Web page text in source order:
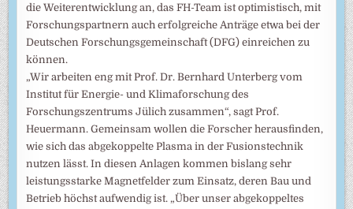
die Weiterentwicklung an, das FH-Team ist optimistisch, mit
Forschungspartnern auch erfolgreiche Anträge etwa bei der
Deutschen Forschungsgemeinschaft (DFG) einreichen zu
können.
„Wir arbeiten eng mit Prof. Dr. Bernhard Unterberg vom
Institut für Energie- und Klimaforschung des
Forschungszentrums Jülich zusammen“, sagt Prof.
Heuermann. Gemeinsam wollen die Forscher herausfinden,
wie sich das abgekoppelte Plasma in der Fusionstechnik
nutzen lässt. In diesen Anlagen kommen bislang sehr
leistungsstarke Magnetfelder zum Einsatz, deren Bau und
Betrieb höchst aufwendig ist. „Über unser abgekoppeltes